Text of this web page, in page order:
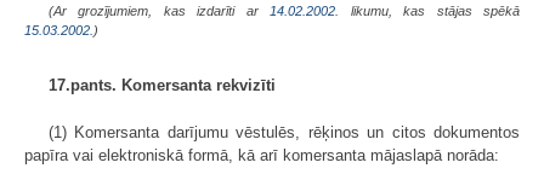
(Ar grozījumiem, kas izdarīti ar 14.02.2002 . likumu, kas stājas spēkā
15.03.2002. )
17.pants. Komersanta rekvizīti
(1) Komersanta darījumu vēstulēs, rēķinos un citos dokumentos
papīra vai elektroniskā formā, kā arī komersanta mājaslapā norāda: